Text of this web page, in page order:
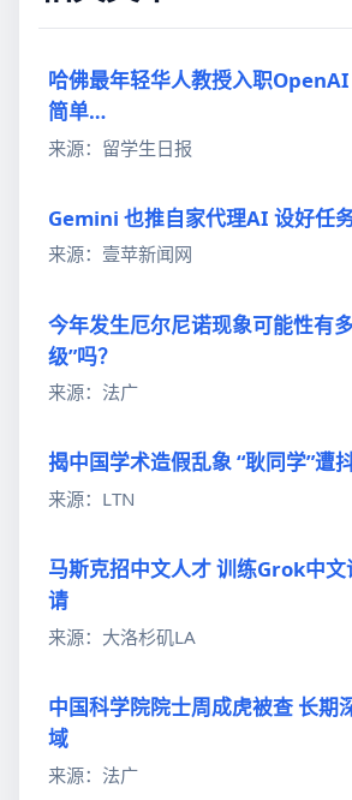
哈佛最年轻华人教授入职
简单…
来源：留学生日报
Gemini 也推自家代理AI 设好任
来源：壹苹新闻网
今年发生厄尔尼诺现象可能性有
级”吗？
来源：法广
揭中国学术造假乱象 “耿同学”遭
来源：LTN
马斯克招中文人才 训练Grok中文
请
来源：大洛杉矶LA
中国科学院院士周成虎被查 长期
域
来源：法广